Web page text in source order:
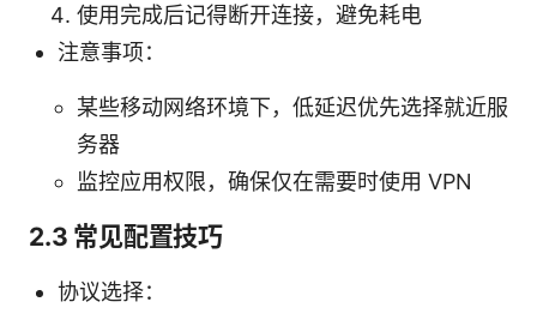
使用完成后记得断开连接，避免耗电
注意事项：
某些移动网络环境下，低延迟优先选择就近服
务器
监控应用权限，确保仅在需要时使用 VPN
2.3 常见配置技巧
协议选择：